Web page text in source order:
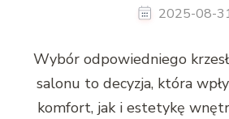
2025-08-
Wybór odpowiedniego
salonu to decyzja, która
komfort, jak i estetykę